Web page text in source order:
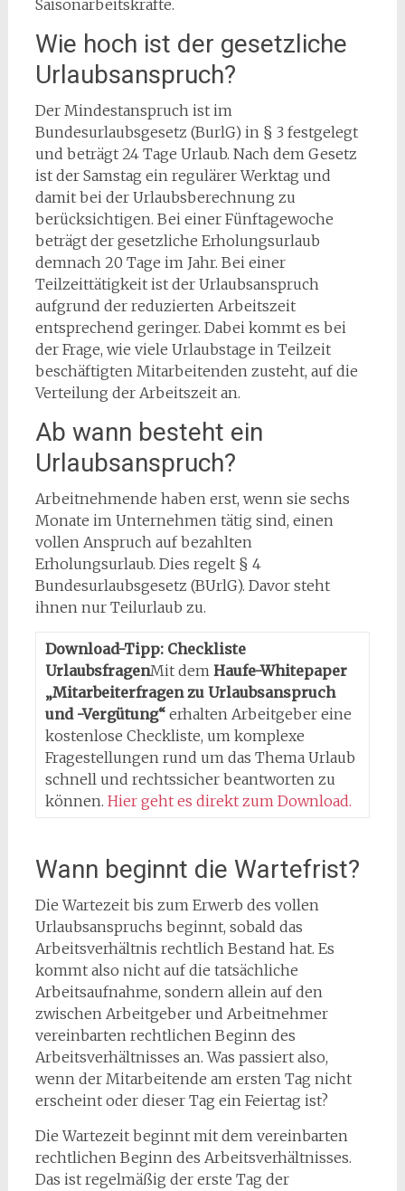
Saisonarbeitskräfte.
Wie hoch ist der gesetzliche
Urlaubsanspruch?
Der Mindestanspruch ist im
Bundesurlaubsgesetz (BurlG) in § 3 festgelegt
und beträgt 24 Tage Urlaub. Nach dem Gesetz
ist der Samstag ein regulärer Werktag und
damit bei der Urlaubsberechnung zu
berücksichtigen. Bei einer Fünftagewoche
beträgt der gesetzliche Erholungsurlaub
demnach 20 Tage im Jahr. Bei einer
Teilzeittätigkeit ist der Urlaubsanspruch
aufgrund der reduzierten Arbeitszeit
entsprechend geringer. Dabei kommt es bei
der Frage, wie viele Urlaubstage in Teilzeit
beschäftigten Mitarbeitenden zusteht, auf die
Verteilung der Arbeitszeit an.
Ab wann besteht ein
Urlaubsanspruch?
Arbeitnehmende haben erst, wenn sie sechs
Monate im Unternehmen tätig sind, einen
vollen Anspruch auf bezahlten
Erholungsurlaub. Dies regelt § 4
Bundesurlaubsgesetz (BUrlG). Davor steht
ihnen nur Teilurlaub zu.
Download-Tipp: Checkliste
UrlaubsfragenMit dem Haufe-Whitepaper
„Mitarbeiterfragen zu Urlaubsanspruch
und -Vergütung“ erhalten Arbeitgeber eine
kostenlose Checkliste, um komplexe
Fragestellungen rund um das Thema Urlaub
schnell und rechtssicher beantworten zu
können. Hier geht es direkt zum Download.
Wann beginnt die Wartefrist?
Die Wartezeit bis zum Erwerb des vollen
Urlaubsanspruchs beginnt, sobald das
Arbeitsverhältnis rechtlich Bestand hat. Es
kommt also nicht auf die tatsächliche
Arbeitsaufnahme, sondern allein auf den
zwischen Arbeitgeber und Arbeitnehmer
vereinbarten rechtlichen Beginn des
Arbeitsverhältnisses an. Was passiert also,
wenn der Mitarbeitende am ersten Tag nicht
erscheint oder dieser Tag ein Feiertag ist?
Die Wartezeit beginnt mit dem vereinbarten
rechtlichen Beginn des Arbeitsverhältnisses.
Das ist regelmäßig der erste Tag der